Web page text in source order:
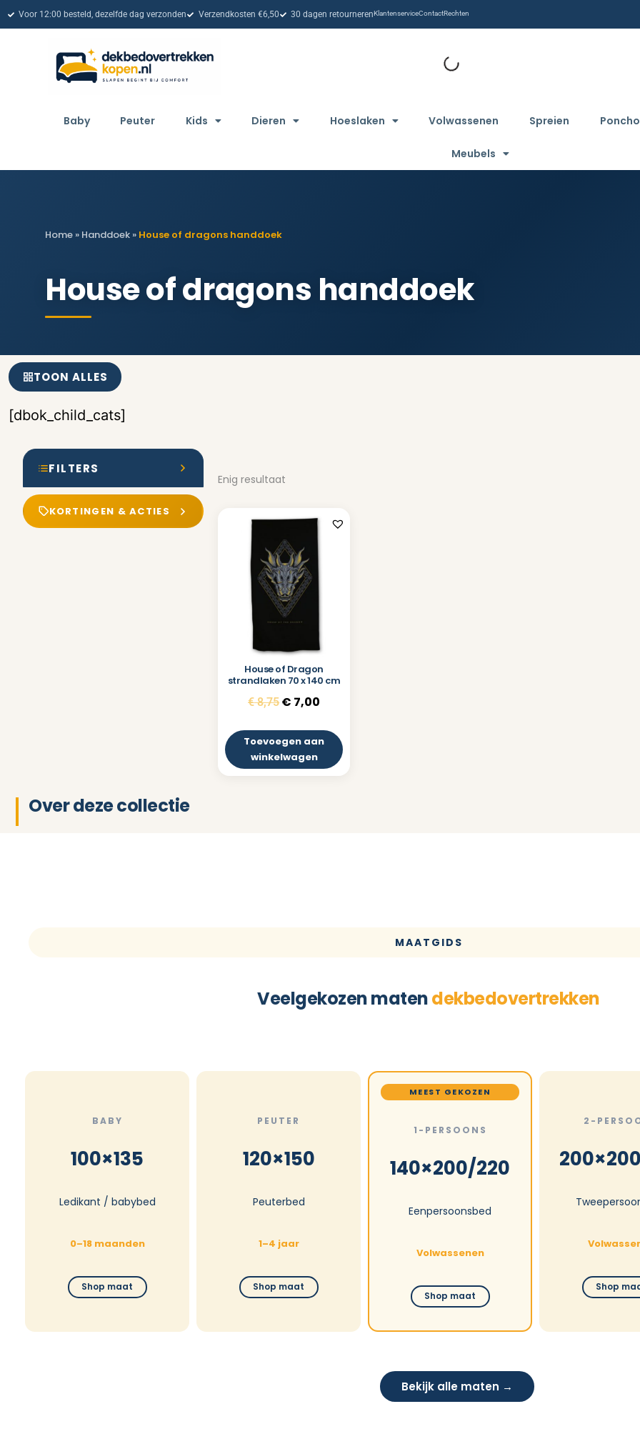
Voor 12:00 besteld, dezelfde dag verzonden Verzendkosten €6,50 30 dagen retournerenKlantenserviceContactRechten
Baby Peuter Kids Dieren Hoeslaken Volwassenen Spreien Poncho
Meubels
Home » Handdoek » House of dragons handdoek
House of dragons handdoek
TOON ALLES
[dbok_child_cats]
FILTERS
KORTINGEN & ACTIES
Enig resultaat
House of Dragon
strandlaken 70 x 140 cm
€8,75 € 7,00
Toevoegen aan
winkelwagen
Over deze collectie
MAATGIDS
Veelgekozen matendekbedovertrekken
BABY
100×135
Ledikant / babybed
0–18 maanden
Shop maat
PEUTER
120×150
Peuterbed
1–4 jaar
Shop maat
MEEST GEKOZEN
1-PERSOONS
140×200/220
Eenpersoonsbed
Volwassenen
Shop maat
2-
Shop
Bekijk alle maten →